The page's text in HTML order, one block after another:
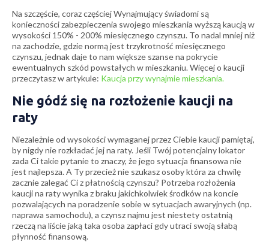
Na szczęście, coraz częściej Wynajmujący świadomi są
konieczności zabezpieczenia swojego mieszkania wyższą kaucją w
wysokości 150% - 200% miesięcznego czynszu. To nadal mniej niż
na zachodzie, gdzie normą jest trzykrotność miesięcznego
czynszu, jednak daje to nam większe szanse na pokrycie
ewentualnych szkód powstałych w mieszkaniu. Więcej o kaucji
przeczytasz w artykule: Kaucja przy wynajmie mieszkania.
Nie gódź się na rozłożenie kaucji na
raty
Niezależnie od wysokości wymaganej przez Ciebie kaucji pamiętaj,
by nigdy nie rozkładać jej na raty. Jeśli Twój potencjalny lokator
zada Ci takie pytanie to znaczy, że jego sytuacja finansowa nie
jest najlepsza. A Ty przecież nie szukasz osoby która za chwilę
zacznie zalegać Ci z płatnością czynszu? Potrzeba rozłożenia
kaucji na raty wynika z braku jakichkolwiek środków na koncie
pozwalających na poradzenie sobie w sytuacjach awaryjnych (np.
naprawa samochodu), a czynsz najmu jest niestety ostatnią
rzeczą na liście jaką taka osoba zapłaci gdy utraci swoją słabą
płynność finansową.